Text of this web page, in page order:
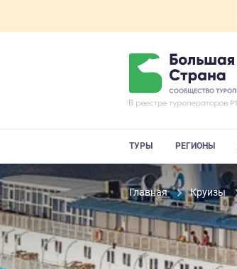
ТУРЫ РЕГИОНЫ
Главная Круизы